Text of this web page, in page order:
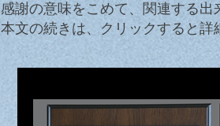
感謝の意味をこめて、関連する出
本文の続きは、クリックすると詳